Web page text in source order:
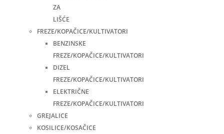
ZA
LIŠĆE
FREZE/KOPAČICE/KULTIVATORI
BENZINSKE
FREZE/KOPAČICE/KULTIVATORI
DIZEL
FREZE/KOPAČICE/KULTIVATORI
ELEKTRIČNE
FREZE/KOPAČICE/KULTIVATORI
GREJALICE
KOSILICE/KOSAČICE